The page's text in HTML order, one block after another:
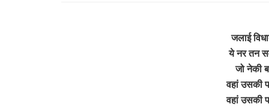
जलाई
ये नर तन
जो नेकी
वहां उसकी
वहां उसकी